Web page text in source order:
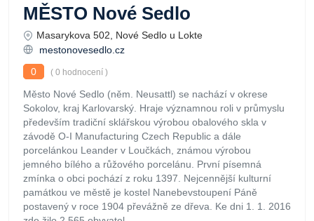
MĚSTO Nové Sedlo
Masarykova 502, Nové Sedlo u Lokte
mestonovesedlo.cz
0
( 0 hodnocení )
Město Nové Sedlo (něm. Neusattl) se nachází v okrese
Sokolov, kraj Karlovarský. Hraje významnou roli v průmyslu
především tradiční sklářskou výrobou obalového skla v
závodě O-I Manufacturing Czech Republic a dále
porcelánkou Leander v Loučkách, známou výrobou
jemného bílého a růžového porcelánu. První písemná
zmínka o obci pochází z roku 1397. Nejcennější kulturní
památkou ve městě je kostel Nanebevstoupení Páně
postavený v roce 1904 převážně ze dřeva. Ke dni 1. 1. 2016